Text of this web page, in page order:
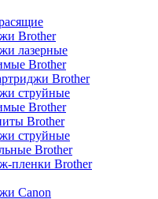
Brother
лазерные
Brother
Brother
струйные
Brother
Brother
струйные
Brother
пленки Brother
Canon